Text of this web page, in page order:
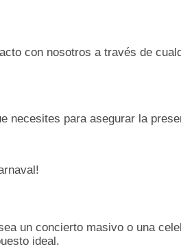
con nosotros a través de
necesites para asegurar la
un concierto masivo o una
ideal.